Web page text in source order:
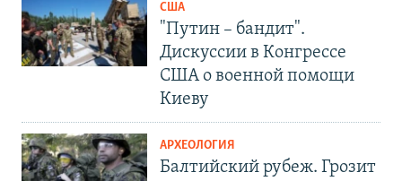
США
"Путин – бандит".
Дискуссии в Конгрессе
США о военной помощи
Киеву
АРХЕОЛОГИЯ
Балтийский рубеж. Грозит